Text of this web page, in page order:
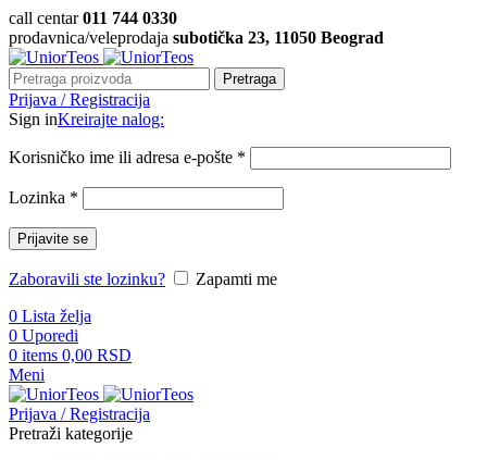
call centar011 744 0330
prodavnica/veleprodaja subotička 23, 11050 Beograd
Pretraga
Prijava / Registracija
Sign inKreirajte nalog:
Korisničko ime ili adresa e-pošte *
Lozinka *
Prijavite se
Zaboravili ste lozinku?
Zapamti me
0 Lista želja
0 Uporedi
0 items 0,00 RSD
Meni
Prijava / Registracija
Pretraži kategorije